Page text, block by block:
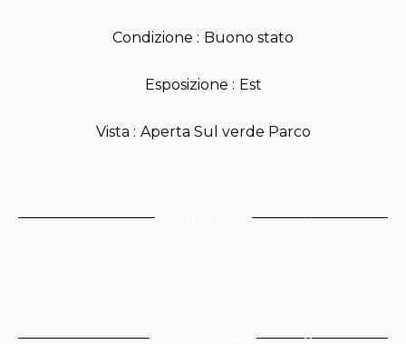
Condizione Buono stato
Esposizione Est
Vista Aperta Sul verde Parco